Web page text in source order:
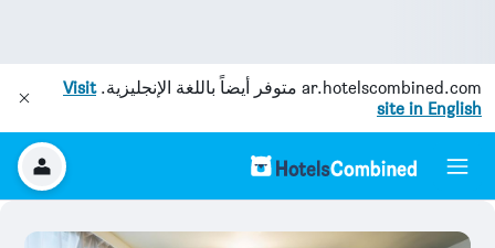
ar.hotelscombined.com متوفر أيضاً باللغة الإنجليزية.Visit
site in English